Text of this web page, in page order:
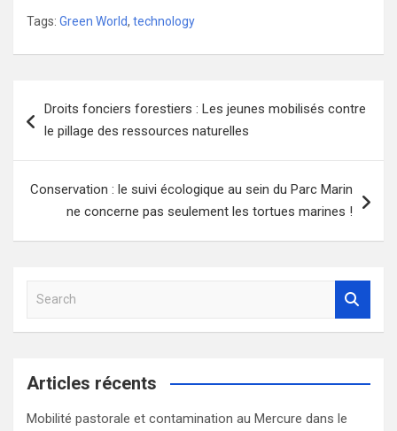
Tags: Green World, technology
de
Droits fonciers forestiers : Les jeunes mobilisés contre
le pillage des ressources naturelles
Conservation : le suivi écologique au sein du Parc Marin
ne concerne pas seulement les tortues marines !
a
c
Articles récents
Mobilité pastorale et contamination au Mercure dans le